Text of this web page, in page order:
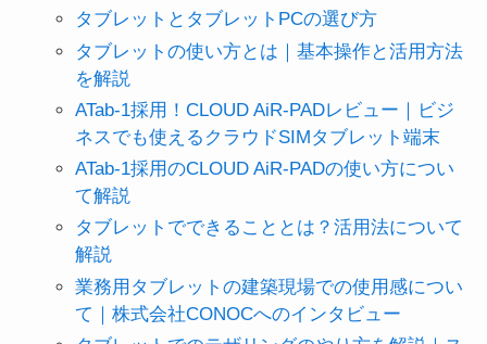
タブレットとタブレットPCの選び方
タブレットの使い方とは｜基本操作と活用方法
を解説
ATab-1採用！CLOUD AiR-PADレビュー｜ビジ
ネスでも使えるクラウドSIMタブレット端末
ATab-1採用のCLOUD AiR-PADの使い方につい
て解説
タブレットでできることとは？活用法について
解説
業務用タブレットの建築現場での使用感につい
て｜株式会社CONOCへのインタビュー